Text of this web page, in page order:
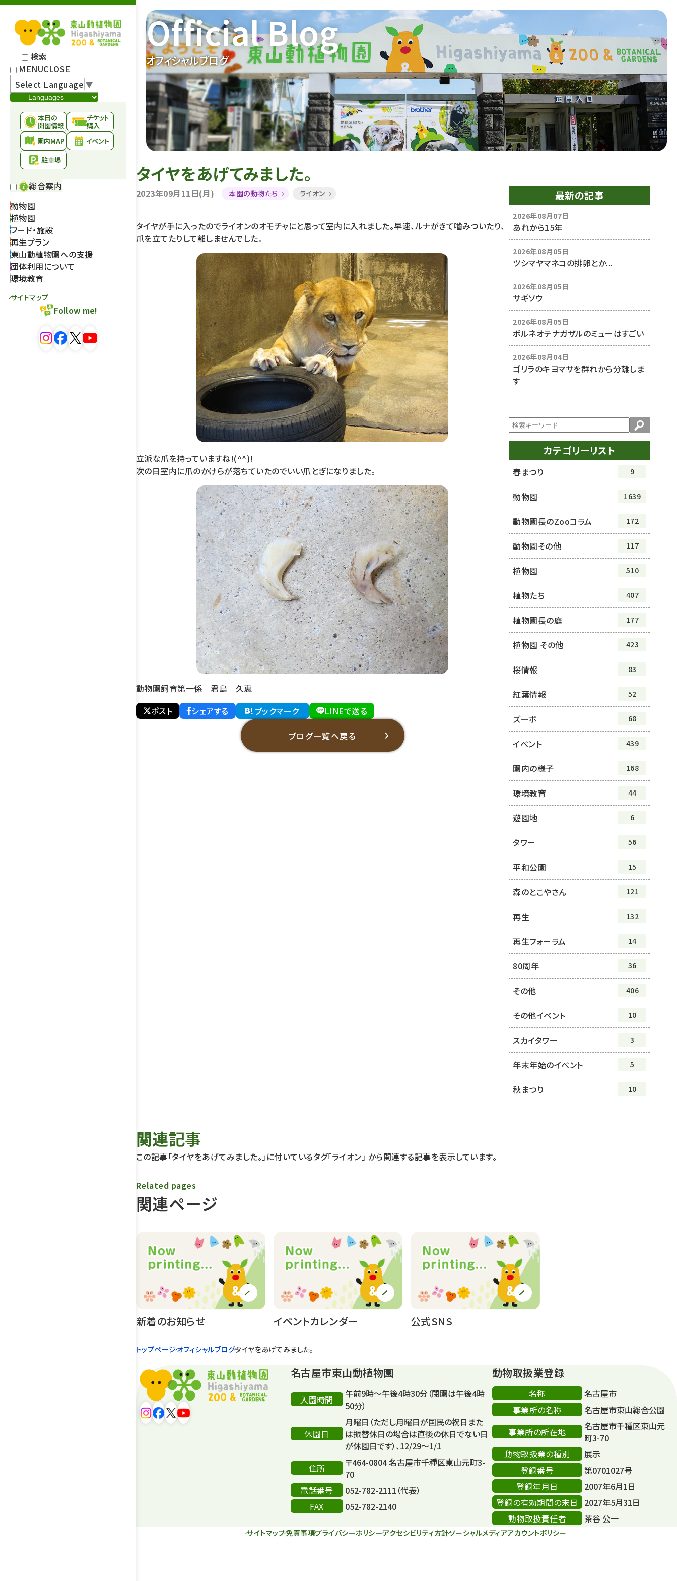
検索
MENUCLOSE
Select Language▼
本日の
開園情報
チケット
購入
園内MAP
イベント
駐車場
総合案内
動物園
植物園
フード・施設
再生プラン
東山動植物園への支援
団体利用について
環境教育
サイトマップ
Follow me!
オフィシャルブログ
Official Blog
トップページオフィシャルブログタイヤをあげてみました。
タイヤをあげてみました。
2023年09月11日(月) 本園の動物たち ライオン
タイヤが手に入ったのでライオンのオモチャにと思って室内に入れました。早速、ルナがきて嚙みついたり、
爪を立てたりして離しませんでした。
立派な爪を持っていますね!(^^)!
次の日室内に爪のかけらが落ちていたのでいい爪とぎになりました。
動物園飼育第一係 君島 久恵
ポスト
シェアする ブックマーク LINEで送る
ブログ一覧へ戻る
最新の記事
2026年08月07日
あれから15年
2026年08月05日
ツシマヤマネコの排卵とか...
2026年08月05日
サギソウ
2026年08月05日
ボルネオテナガザルのミューはすごい
2026年08月04日
ゴリラのキヨマサを群れから分離しま
す
カテゴリーリスト
春まつり 9
動物園 1639
動物園長のZooコラム 172
動物園その他 117
植物園 510
植物たち 407
植物園長の庭 177
植物園 その他 423
桜情報 83
紅葉情報 52
ズーボ 68
イベント 439
園内の様子 168
環境教育 44
遊園地 6
タワー 56
平和公園 15
森のとこやさん 121
再生 132
再生フォーラム 14
80周年 36
その他 406
その他イベント 10
スカイタワー 3
年末年始のイベント 5
秋まつり 10
関連記事
この記事「タイヤをあげてみました。」に付いているタグ「ライオン」 から関連する記事を表示しています。
関連ページ
Related pages
新着のお知らせ イベントカレンダー 公式SNS
名古屋市東山動植物園
入園時間
午前9時～午後4時30分（閉園は午後4時
50分）
休園日
月曜日（ただし月曜日が国民の祝日また
は振替休日の場合は直後の休日でない日
が休園日です）、12/29～1/1
住所
〒464-0804 名古屋市千種区東山元町3-
70
電話番号
052-782-2111（代表）
FAX
052-782-2140
動物取扱業登録
名称
名古屋市
事業所の名称
名古屋市東山総合公園
事業所の所在地
名古屋市千種区東山元
町3-70
動物取扱業の種別
展示
登録番号
第0701027号
登録年月日
2007年6月1日
登録の有効期間の末日
2027年5月31日
動物取扱責任者
茶谷 公一
サイトマップ免責事項プライバシーポリシーアクセシビリティ方針ソーシャルメディアアカウントポリシー